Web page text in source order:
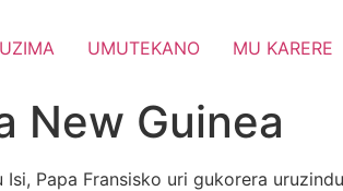
UMUTEKANO MU KARERE
New Guinea
Papa Fransisko uri gukorera